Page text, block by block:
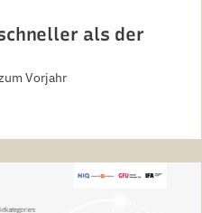
als der
Vorjahr